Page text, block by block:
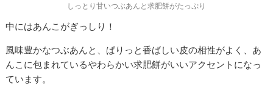
しっとり甘いつぶあんと求肥餅がたっぷり
中にはあんこがぎっしり！
風味豊かなつぶあんと、ぱりっと香ばしい皮の相性がよく、あ
んこに包まれているやわらかい求肥餅がいいアクセントになっ
ています。